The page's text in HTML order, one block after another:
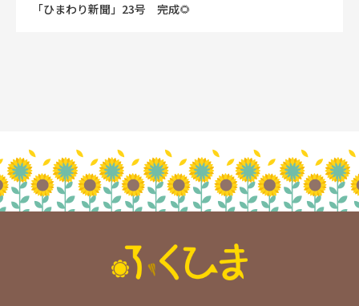
「ひまわり新聞」23号 完成🌻